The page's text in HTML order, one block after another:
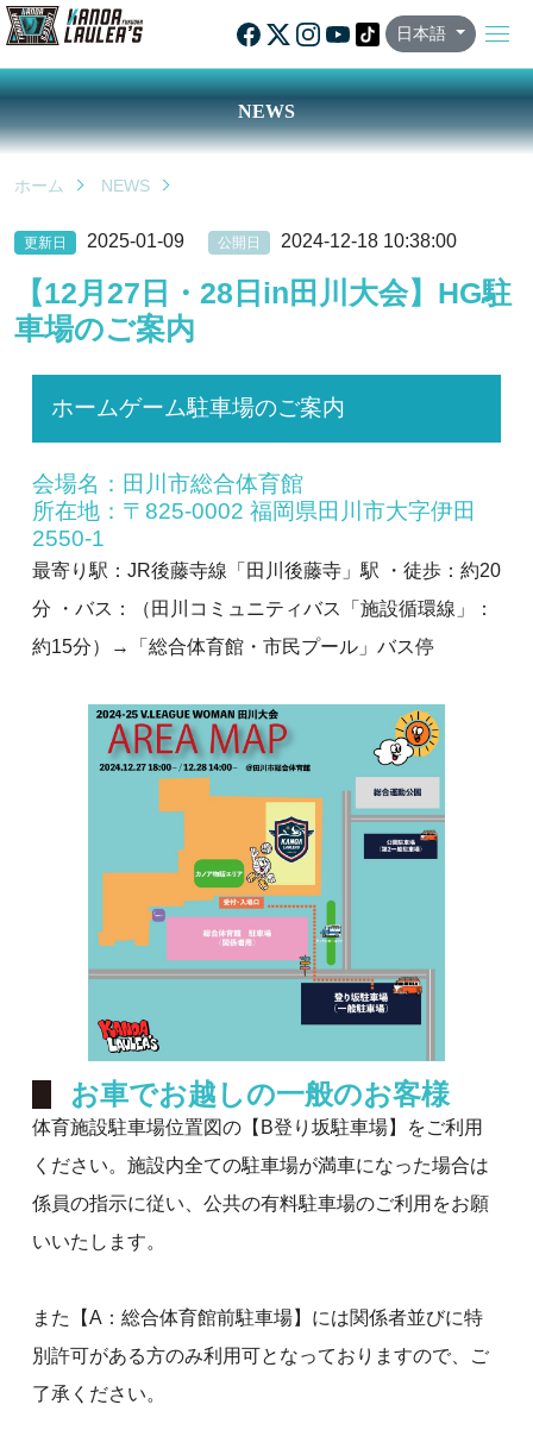
日本語
NEWS
ホーム NEWS
更新日 2025-01-09 公開日 2024-12-18 10:38:00
【12月27日・28日in田川大会】HG駐
車場のご案内
ホームゲーム駐車場のご案内
会場名：田川市総合体育館
所在地： 〒825-0002 福岡県田川市大字伊田
2550-1
最寄り駅：JR後藤寺線「田川後藤寺」駅 ・徒歩：約20
分 ・バス：（田川コミュニティバス「施設循環線」：
約15分）→「総合体育館・市民プール」バス停
お車でお越しの一般のお客様
体育施設駐車場位置図の【B登り坂駐車場】をご利用
ください。施設内全ての駐車場が満車になった場合は
係員の指示に従い、公共の有料駐車場のご利用をお願
いいたします。
また【A：総合体育館前駐車場】には関係者並びに特
別許可がある方のみ利用可となっておりますので、ご
了承ください。